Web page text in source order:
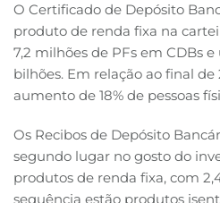
O Certificado de Depósito
produto de renda fixa na
7,2 milhões de PFs em CDBs
bilhões. Em relação ao final
aumento de 18% de pessoas
Os Recibos de Depósito
segundo lugar no gosto do
produtos de renda fixa, com
sequência estão produtos